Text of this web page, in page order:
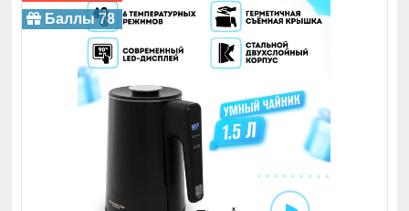
Соковыжималки
Баллы 78